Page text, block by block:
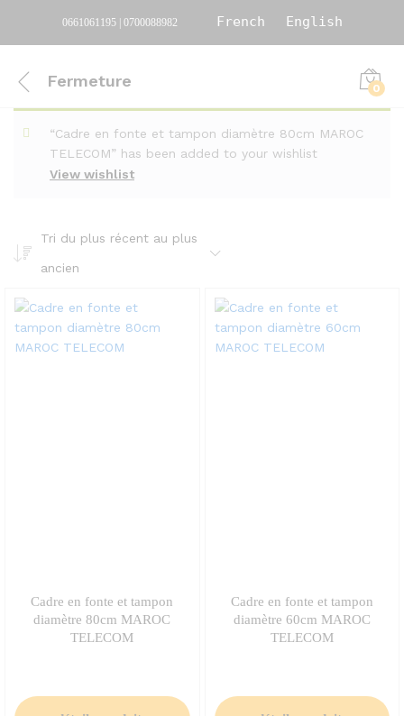
0661061195 | 0700088982 French English
Fermeture 0
View wishlist
“Cadre en fonte et tampon diamètre 80cm MAROC
TELECOM” has been added to your wishlist
Tri du plus récent au plus
ancien
Cadre en fonte et tampon
diamètre 80cm MAROC
TELECOM
Cadre en fonte et tampon
diamètre 60cm MAROC
TELECOM